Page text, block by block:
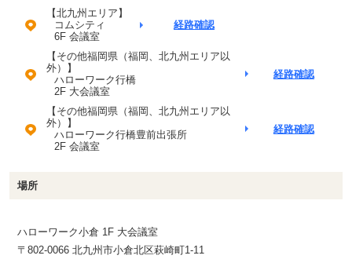
【北九州エリア】
コムシティ
6F 会議室
経路確認
【その他福岡県（福岡、北九州エリア以
外）】
ハローワーク行橋
2F 大会議室
経路確認
【その他福岡県（福岡、北九州エリア以
外）】
ハローワーク行橋豊前出張所
2F 会議室
経路確認
場所
ハローワーク小倉 1F 大会議室
〒802-0066 北九州市小倉北区萩崎町1-11